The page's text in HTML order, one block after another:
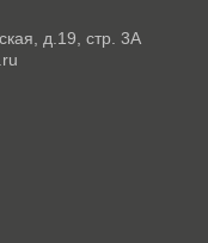
д.19, стр. 3А